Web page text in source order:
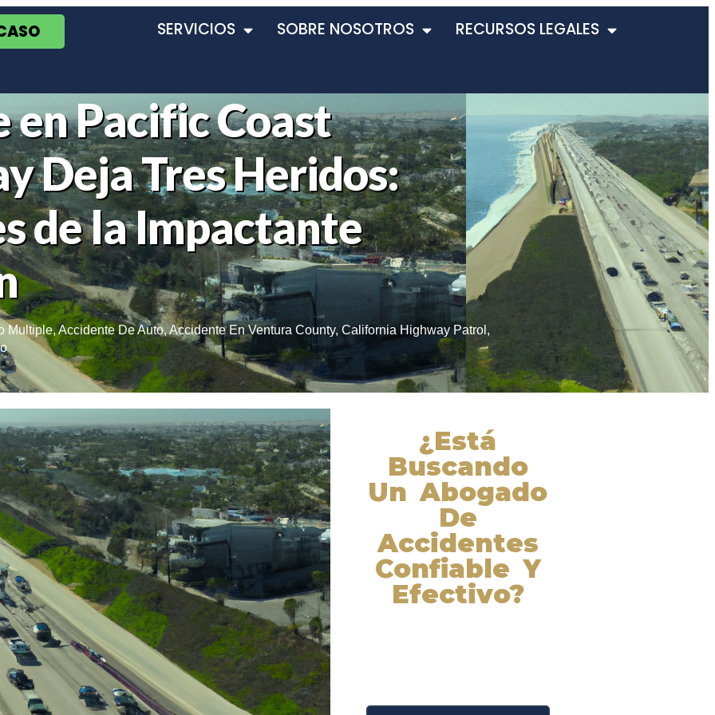
SERVICIOS SOBRE NOSOTROS RECURSOS LEGALES
en Pacific Coast
Deja Tres Heridos:
de la Impactante
Multiple,Accidente De Auto, Accidente En Ventura County, California Highway Patrol ,
¿Está
Buscando
Un Abogado
De
Accidentes
Confiable Y
Efectivo?